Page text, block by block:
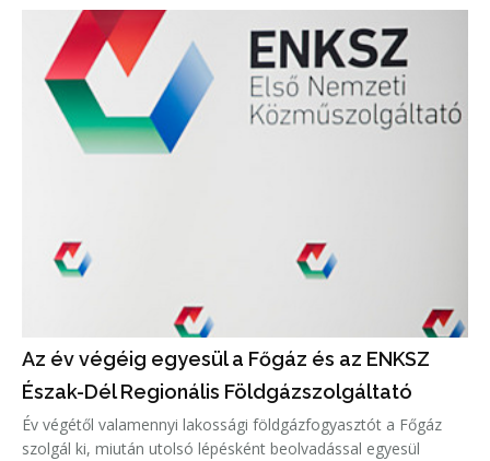
Az év végéig egyesül a Főgáz és az ENKSZ
Észak-Dél Regionális Földgázszolgáltató
Év végétől valamennyi lakossági földgázfogyasztót a Főgáz
szolgál ki, miután utolsó lépésként beolvadással egyesül